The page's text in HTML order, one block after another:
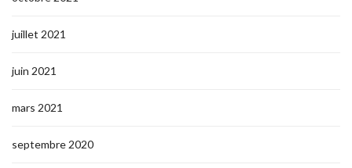
juillet 2021
juin 2021
mars 2021
septembre 2020